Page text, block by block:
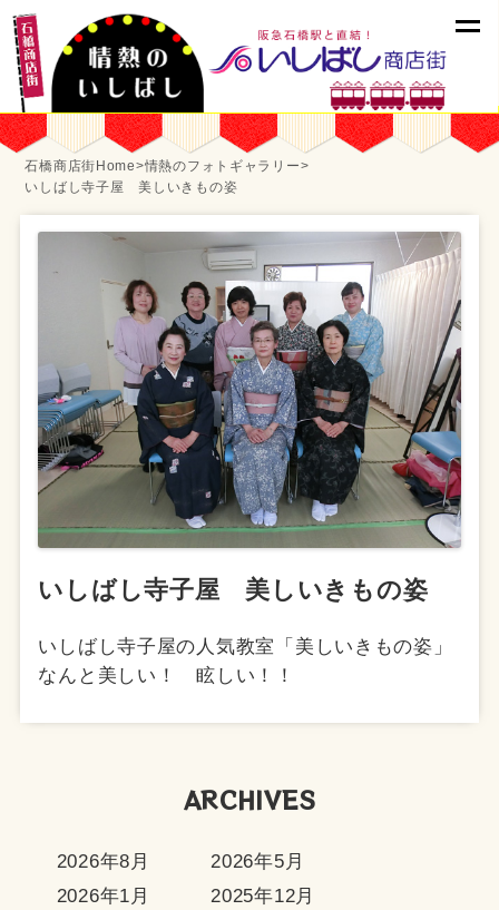
石橋商店街Home>情熱のフォトギャラリー>
いしばし寺子屋 美しいきもの姿
ARCHIVES
2026年8月
2026年5月
2026年1月
2025年12月
いしばし寺子屋 美しいきもの姿
いしばし寺子屋の人気教室「美しいきもの姿」
なんと美しい！ 眩しい！！